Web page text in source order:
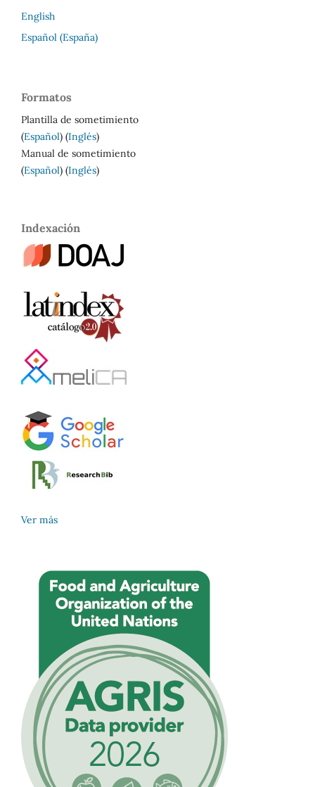
English
Español (España)
Formatos
Plantilla de sometimiento
(Español) (Inglés)
Manual de sometimiento
(Español) (Inglés)
Indexación
Ver más